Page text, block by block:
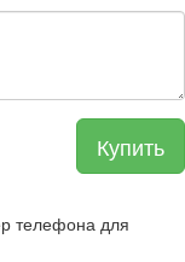
Купить
телефона для